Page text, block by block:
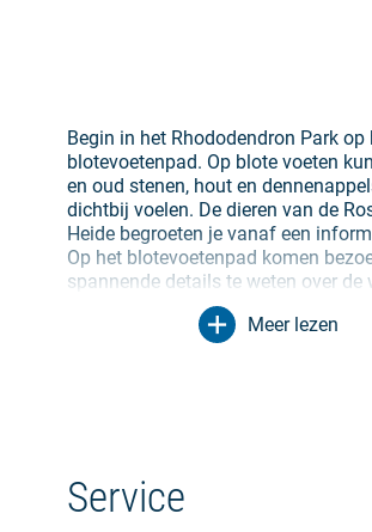
Begin in het Rhododendron Park op
blotevoetenpad. Op blote voeten
en oud stenen, hout en
dichtbij voelen. De dieren van de
Heide begroeten je vanaf een
Op het blotevoetenpad komen
spannende details te weten over de
het gebruik van hars in lang
stormvloed? Jong en oud kunnen
geheimen ontdekken in de speeltuin
Meer lezen
Service